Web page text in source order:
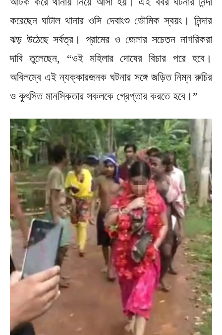
করেছেন ঘাটাল থানার ওসি দেবাংশু ভৌমিক স্বয়ং। নিন্দার
ঝড় উঠেছে সর্বত্র। গ্রামের ও জেলার সচেতন নাগরিকরা
দাবি তুলেছেন, “ওই মহিলার দোষের বিচার পরে হবে।
অবিলম্বে এই ন্যক্কারজনক ঘটনার সঙ্গে জড়িত নিম্ন রুচির
ও কুৎসিত মানসিকতার সকলকে গ্রেপ্তার করতে হবে।”